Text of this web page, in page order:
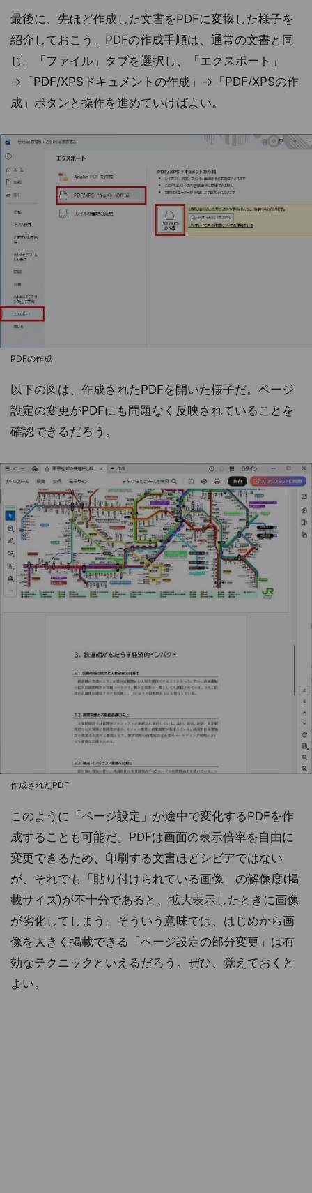
最後に、先ほど作成した文書をPDFに変換した様子を
紹介しておこう。PDFの作成手順は、通常の文書と同
じ。「ファイル」タブを選択し、「エクスポート」
→「PDF/XPSドキュメントの作成」→「PDF/XPSの作
成」ボタンと操作を進めていけばよい。
PDFの作成
以下の図は、作成されたPDFを開いた様子だ。ページ
設定の変更がPDFにも問題なく反映されていることを
確認できるだろう。
作成されたPDF
このように「ページ設定」が途中で変化するPDFを作
成することも可能だ。PDFは画面の表示倍率を自由に
変更できるため、印刷する文書ほどシビアではない
が、それでも「貼り付けられている画像」の解像度(掲
載サイズ)が不十分であると、拡大表示したときに画像
が劣化してしまう。そういう意味では、はじめから画
像を大きく掲載できる「ページ設定の部分変更」は有
効なテクニックといえるだろう。ぜひ、覚えておくと
よい。